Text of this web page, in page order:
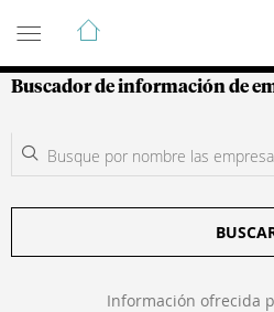
Guía de Empresas
Buscador de información de
Información ofrecida